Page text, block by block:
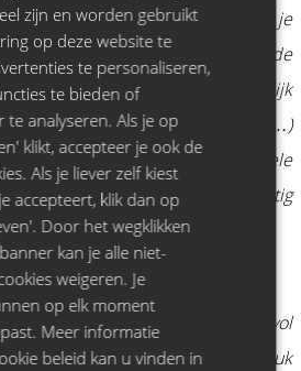
is zó meeslepend uitgevoerd dat je
uit loopt. (…) een geraffineerde
en toegankelijk
seks, politiek en maatschappij. (…)
leveren een formidabele
valt hun talent prachtig
in De Volkskrant
Eggers excelleren in liefdevol
en de Beauvoir’. (…) een rijk stuk
zijn en worden gebruikt
op deze website te
te personaliseren,
te bieden of
te analyseren. Als je op
klikt, accepteer je ook de
Als je liever zelf kiest
accepteert, klik dan op
Door het wegklikken
kan je alle niet-
weigeren. Je
op elk moment
Meer informatie
beleid kan u vinden in